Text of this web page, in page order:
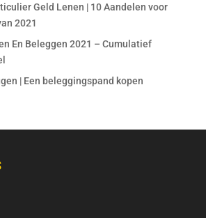
Geld Lenen | 10 Aandelen voor
2021
En Beleggen 2021 – Cumulatief
| Een beleggingspand kopen